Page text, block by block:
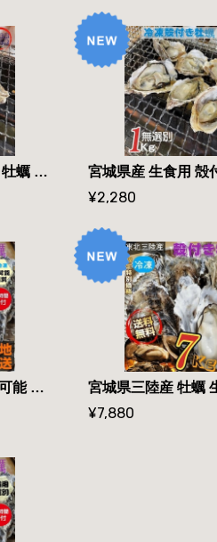
宮城県産 生食用 殻付き 牡蠣 1kg 7〜12個 カキ かき 貝 冷凍 M/Lミックス 検査済み
¥2,280
宮城県三陸産 牡蠣 生食可能 殻付き冷凍牡蠣 ５kg /箱 無選別 送料無料
¥7,880